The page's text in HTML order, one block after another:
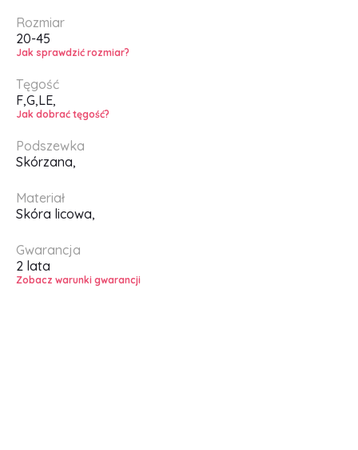
Rozmiar
20-45
Jak sprawdzić rozmiar?
Tęgość
F,G,LE,
Jak dobrać tęgość?
Podszewka
Skórzana,
Materiał
Skóra licowa,
Gwarancja
2 lata
Zobacz warunki gwarancji